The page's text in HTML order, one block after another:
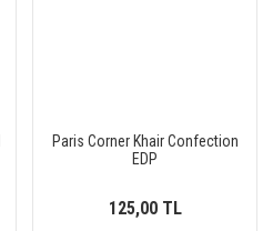
Paris Corner Khair Confection
EDP
125,00 TL